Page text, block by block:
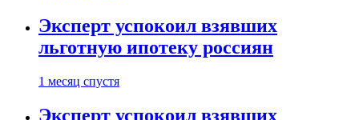
Эксперт успокоил взявших
льготную ипотеку россиян
1 месяц спустя
Эксперт успокоил взявших